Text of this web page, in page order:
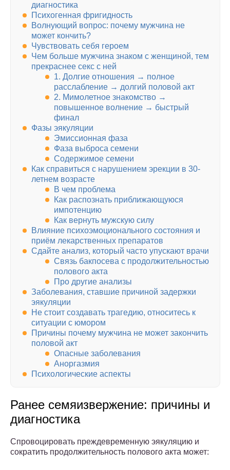
диагностика
Психогенная фригидность
Волнующий вопрос: почему мужчина не
может кончить?
Чувствовать себя героем
Чем больше мужчина знаком с женщиной, тем
прекраснее секс с ней
1. Долгие отношения → полное
расслабление → долгий половой акт
2. Мимолетное знакомство →
повышенное волнение → быстрый
финал
Фазы эякуляции
Эмиссионная фаза
Фаза выброса семени
Содержимое семени
Как справиться с нарушением эрекции в 30-
летнем возрасте
В чем проблема
Как распознать приближающуюся
импотенцию
Как вернуть мужскую силу
Влияние психоэмоционального состояния и
приём лекарственных препаратов
Сдайте анализ, который часто упускают врачи
Связь бакпосева с продолжительностью
полового акта
Про другие анализы
Заболевания, ставшие причиной задержки
эякуляции
Не стоит создавать трагедию, относитесь к
ситуации с юмором
Причины почему мужчина не может закончить
половой акт
Опасные заболевания
Аноргазмия
Психологические аспекты
Ранее семяизвержение: причины и
диагностика
Спровоцировать преждевременную эякуляцию и
сократить продолжительность полового акта может: